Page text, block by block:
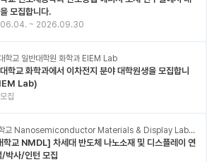
모집합니다.
~ 2026.09.30
학교 일반대학원 화학과 EIEM Lab
학교 화학과에서 이차전지 분야 대학원생을 모집합니
Lab)
집
한양대학교 Nanosemiconductor Materials & Display Laboratory
학교 NMDL] 차세대 반도체 나노소재 및 디스플레이 연
/박사/인턴 모집